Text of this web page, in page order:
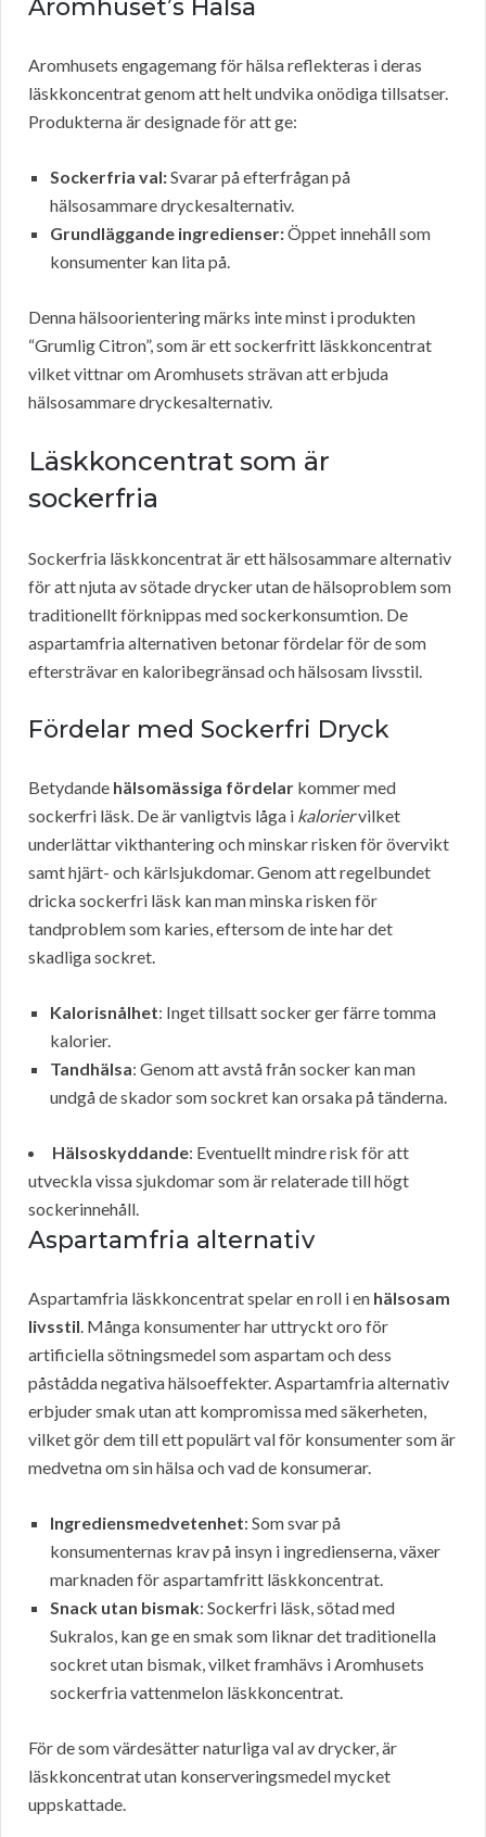
Aromhuset’s Hälsa
Aromhusets engagemang för hälsa reflekteras i deras
läskkoncentrat genom att helt undvika onödiga tillsatser.
Produkterna är designade för att ge:
Sockerfria val:Svarar på efterfrågan på
hälsosammare dryckesalternativ.
Grundläggande ingredienser:Öppet innehåll som
konsumenter kan lita på.
Denna hälsoorientering märks inte minst i produkten
“Grumlig Citron”, som är ett sockerfritt läskkoncentrat
vilket vittnar om Aromhusets strävan att erbjuda
hälsosammare dryckesalternativ.
Läskkoncentrat som är
sockerfria
Sockerfria läskkoncentrat är ett hälsosammare alternativ
för att njuta av sötade drycker utan de hälsoproblem som
traditionellt förknippas med sockerkonsumtion. De
aspartamfria alternativen betonar fördelar för de som
eftersträvar en kaloribegränsad och hälsosam livsstil.
Fördelar med Sockerfri Dryck
Betydande hälsomässiga fördelar kommer med
sockerfri läsk. De är vanligtvis låga i kaloriervilket
underlättar vikthantering och minskar risken för övervikt
samt hjärt- och kärlsjukdomar. Genom att regelbundet
dricka sockerfri läsk kan man minska risken för
tandproblem som karies, eftersom de inte har det
skadliga sockret.
Kalorisnålhet: Inget tillsatt socker ger färre tomma
kalorier.
Tandhälsa: Genom att avstå från socker kan man
undgå de skador som sockret kan orsaka på tänderna.
Hälsoskyddande: Eventuellt mindre risk för att
utveckla vissa sjukdomar som är relaterade till högt
sockerinnehåll.
Aspartamfria alternativ
Aspartamfria läskkoncentrat spelar en roll i en hälsosam
livsstil. Många konsumenter har uttryckt oro för
artificiella sötningsmedel som aspartam och dess
påstådda negativa hälsoeffekter. Aspartamfria alternativ
erbjuder smak utan att kompromissa med säkerheten,
vilket gör dem till ett populärt val för konsumenter som är
medvetna om sin hälsa och vad de konsumerar.
Ingrediensmedvetenhet: Som svar på
konsumenternas krav på insyn i ingredienserna, växer
marknaden för aspartamfritt läskkoncentrat.
Snack utan bismak: Sockerfri läsk, sötad med
Sukralos, kan ge en smak som liknar det traditionella
sockret utan bismak, vilket framhävs i Aromhusets
sockerfria vattenmelon läskkoncentrat.
För de som värdesätter naturliga val av drycker, är
läskkoncentrat utan konserveringsmedel mycket
uppskattade.